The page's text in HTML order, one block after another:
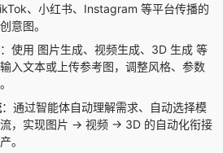
、小红书、Instagram 等平台传播的
意图。
：使用 图片生成、视频生成、3D 生成 等
入文本或上传参考图，调整风格、参数
：通过智能体自动理解需求、自动选择模
，实现图片 → 视频 → 3D 的自动化衔接
。